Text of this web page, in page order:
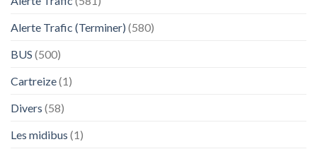
Alerte Trafic (Terminer) (580)
BUS (500)
Cartreize(1)
Divers (58)
Les midibus (1)